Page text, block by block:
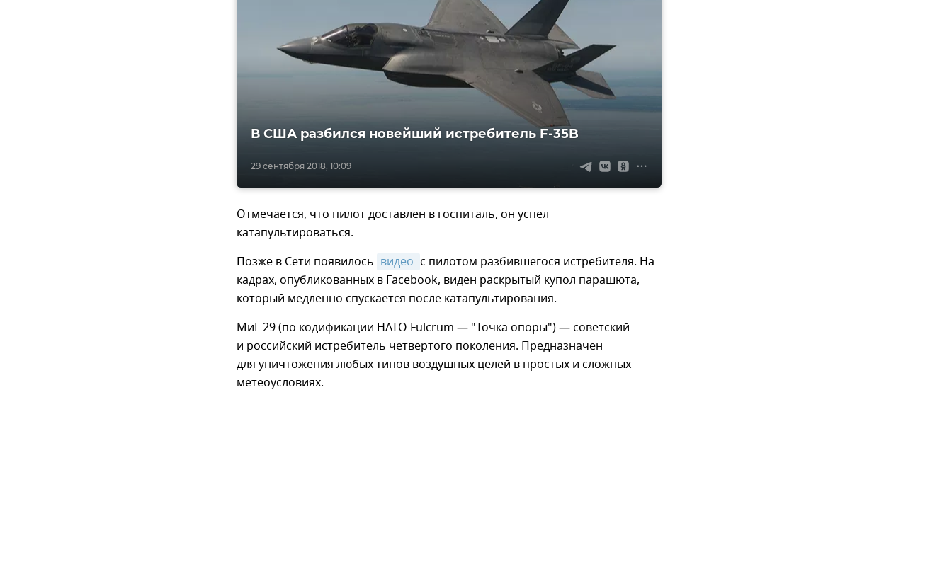
29 сентября 2018, 10:09
В США разбился новейший истребитель F-35B
Отмечается, что пилот доставлен в госпиталь, он успел
катапультироваться.
Позже в Сети появилось видео с пилотом разбившегося истребителя. На
кадрах, опубликованных в Facebook, виден раскрытый купол парашюта,
который медленно спускается после катапультирования.
МиГ-29 (по кодификации НАТО Fulcrum — "Точка опоры") — советский
и российский истребитель четвертого поколения. Предназначен
для уничтожения любых типов воздушных целей в простых и сложных
метеоусловиях.